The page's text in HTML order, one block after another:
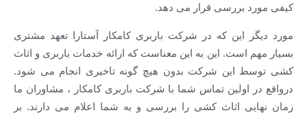
کیفی مورد بررسی قرار می دهد.
مورد دیگر این که در شرکت باربری کامکار آستارا تعهد مشتری
بسیار مهم است. این به این معناست که ارائه خدمات باربری و اثاث
کشی توسط این شرکت بدون هیچ گونه تاخیری انجام می شود.
درواقع در اولین تماس شما با شرکت باربری کامکار ، مشاوران ما
زمان نهایی اثاث کشی را بررسی و به شما اعلام می دارند. بر